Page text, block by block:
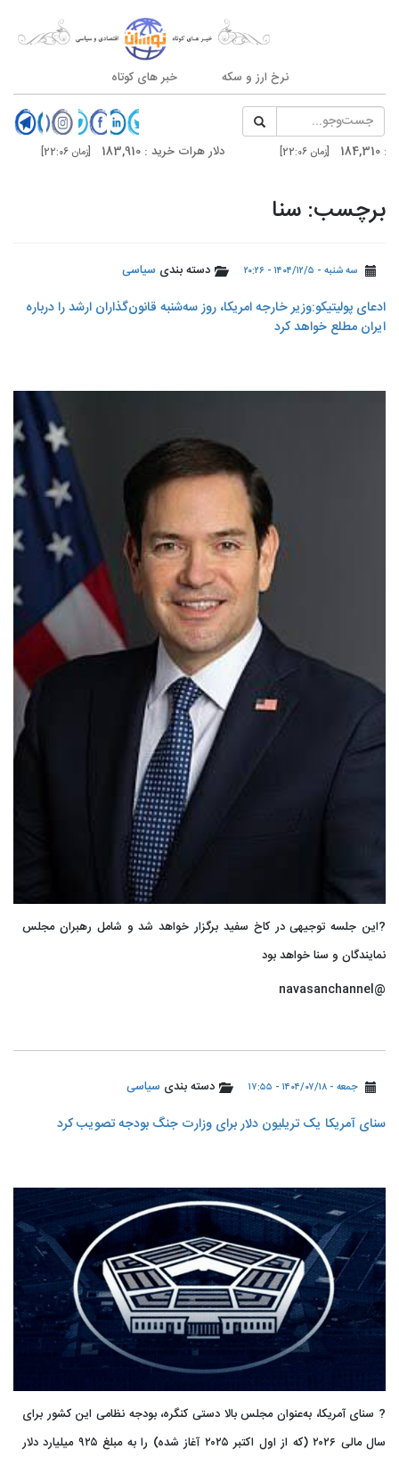
نرخ ارز و سکه خبر های کوتاه
دلار هرات خرید : 183,910 [زمان 22:06]
سکه امامی : 187,000
برچسب: سنا
سه شنبه - ۱۴۰۴/۱۲/۵ - ۲۰:۲۶ دسته بندی سیاسی
ادعای پولیتیکو:وزیر خارجه امریکا، روز سه‌شنبه قانون‌گذاران ارشد را درباره
ایران مطلع خواهد کرد
?این جلسه توجیهی در کاخ سفید برگزار خواهد شد و شامل رهبران مجلس
نمایندگان و سنا خواهد بود
@navasanchannel
جمعه - ۱۴۰۴/۰۷/۱۸ - ۱۷:۵۵ دسته بندی سیاسی
سنای آمریکا یک تریلیون دلار برای وزارت جنگ بودجه تصویب کرد
? سنای آمریکا، به‌عنوان مجلس بالا دستی کنگره، بودجه نظامی این کشور برای
سال مالی ۲۰۲۶ (که از اول اکتبر ۲۰۲۵ آغاز شده) را به مبلغ ۹۲۵ میلیارد دلار